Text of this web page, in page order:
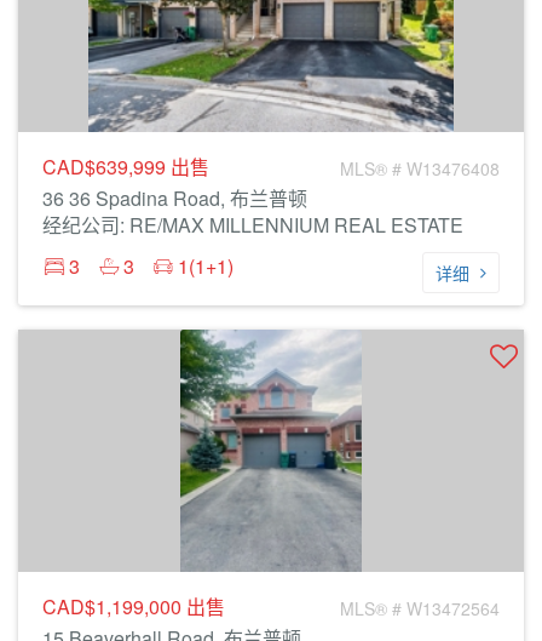
CAD$639,999 出售 MLS® # W13476408
36 36 Spadina Road, 布兰普顿
经纪公司: RE/MAX MILLENNIUM REAL ESTATE
3
3 1(1+1) 详细
CAD$1,199,000 出售 MLS® # W13472564